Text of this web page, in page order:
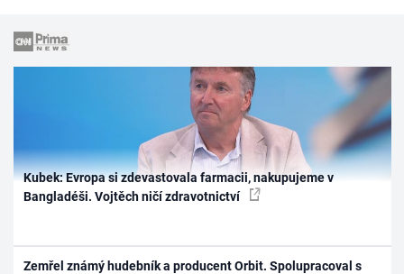
Kubek: Evropa si zdevastovala farmacii, nakupujeme v
Bangladéši. Vojtěch ničí zdravotnictví
Zemřel známý hudebník a producent Orbit. Spolupracoval s